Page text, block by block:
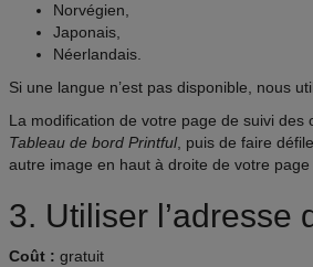
Norvégien,
Japonais,
Néerlandais.
Si une langue n’est pas disponible, nous
La modification de votre page de suivi
Tableau de bord Printful, puis de faire
autre image en haut à droite de votre
3. Utiliser l’adresse
Coût : gratuit